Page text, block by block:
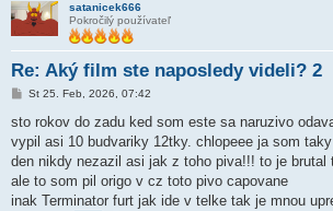
satanicek666
Pokročilý používateľ
Re: Aký film ste naposledy videli? 2
P
í
p
e
o
k
St 25. Feb, 2026, 07:42
sto rokov do zadu ked som este sa naruzivo
vypil asi 10 budvariky 12tky. chlopeee ja som
den nikdy nezazil asi jak z toho piva!!! to je brutal
ale to som pil origo v cz toto pivo capovane
inak Terminator furt jak ide v telke tak je mnou